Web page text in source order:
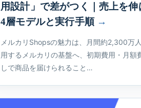
用設計」で差がつく｜売上を伸
4層モデルと実行手順
メルカリShopsの魅力は、月間約2,300万
用するメルカリの基盤へ、初期費用・月額
しで商品を届けられること…